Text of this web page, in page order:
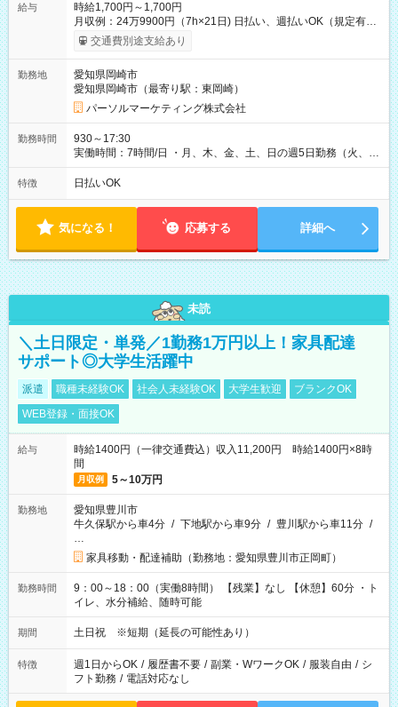
給与
時給1,700円～1,700円
月収例：24万9900円（7h×21日) 日払い、週払いOK（規定有
り） 【試用期間】試用期間なし
交通費別途支給あり
勤務地
愛知県岡崎市
愛知県岡崎市（最寄り駅：東岡崎）
パーソルマーケティング株式会社
勤務時間
930～17:30
実働時間：7時間/日 ・月、木、金、土、日の週5日勤務（火、水
は固定休です／夏季、年末年始等、長期休暇有り！） ・ワンシ
フト！ 残業ほぼナシ（0～5h/月）
特徴 日払いOK
気になる！ 応募する 詳細へ
未読
＼土日限定・単発／1勤務1万円以上！家具配達
サポート◎大学生活躍中
派遣 職種未経験OK 社会人未経験OK 大学生歓迎
ブランクOK
WEB登録・面接OK
給与
時給1400円（一律交通費込）収入11,200円 時給1400円×8時
間
月収例 5～10万円
勤務地
愛知県豊川市
牛久保駅から車4分 / 下地駅から車9分 / 豊川駅から車11分 /
…
家具移動・配達補助（勤務地：愛知県豊川市正岡町）
勤務時間
9：00～18：00（実働8時間） 【残業】なし 【休憩】60分 ・ト
イレ、水分補給、随時可能
期間 土日祝 ※短期（延長の可能性あり）
特徴 週1日からOK / 履歴書不要 / 副業・WワークOK / 服装自由 / シ
フト勤務 / 電話対応なし